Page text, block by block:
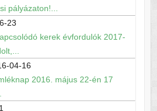
pályázaton!...
23
kerek évfordulók 2017-
04-16
2016. május 22-én 17